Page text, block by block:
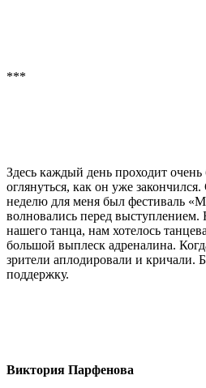
***
Здесь каждый день проходит
оглянуться, как он уже
неделю для меня был фестиваль
волновались перед выступлением.
нашего танца, нам хотелось
большой выплеск адреналина.
зрители аплодировали и кричали.
поддержку.
Виктория Парфенова